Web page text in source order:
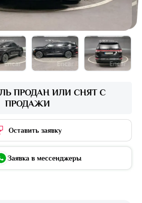
ПРОДАН ИЛИ СНЯТ С
ПРОДАЖИ
Оставить заявку
Заявка в мессенджеры